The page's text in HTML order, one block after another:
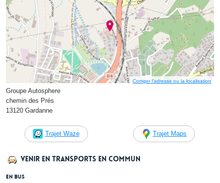
Corriger l’adresse ou la localisation
Groupe Autosphere
chemin des Prés
13120 Gardanne
Trajet Waze Trajet Maps
Venir en transports en commun
En bus